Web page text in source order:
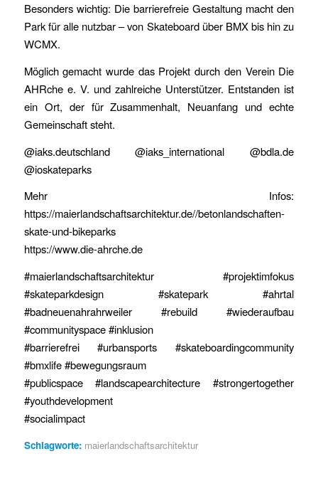
Besonders wichtig: Die barrierefreie Gestaltung macht den
Park für alle nutzbar – von Skateboard über BMX bis hin zu
WCMX.
Möglich gemacht wurde das Projekt durch den Verein Die
AHRche e. V. und zahlreiche Unterstützer. Entstanden ist
ein Ort, der für Zusammenhalt, Neuanfang und echte
Gemeinschaft steht.
@iaks.deutschland @iaks_international @bdla.de
@ioskateparks
Mehr Infos:
https://maierlandschaftsarchitektur.de//betonlandschaften-
skate-und-bikeparks
https://www.die-ahrche.de
#maierlandschaftsarchitektur #projektimfokus
#skateparkdesign #skatepark #ahrtal
#badneuenahrahrweiler #rebuild #wiederaufbau
#communityspace #inklusion
#barrierefrei #urbansports #skateboardingcommunity
#bmxlife #bewegungsraum
#publicspace #landscapearchitecture #strongertogether
#youthdevelopment
#socialimpact
Schlagworte: maierlandschaftsarchitektur